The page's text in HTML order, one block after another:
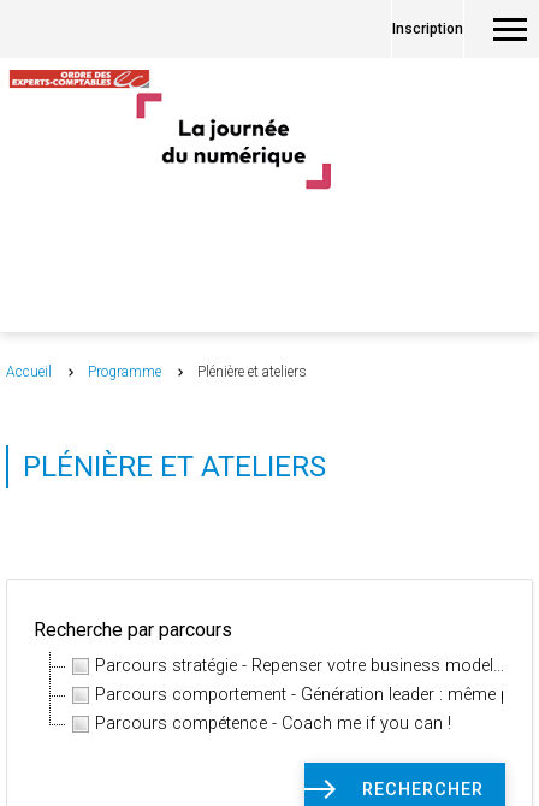
Inscription
Accueil Programme Plénière et ateliers
PLÉNIÈRE ET ATELIERS
Recherche par parcours
Parcours stratégie - Repenser votre business model…
Parcours comportement - Génération leader : même pas
Parcours compétence - Coach me if you can !
RECHERCHER